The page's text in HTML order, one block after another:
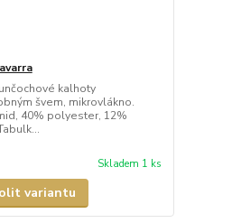
kalhoty
švem, mikrovlákno.
40% polyester, 12%
Skladem 1 ks
variantu